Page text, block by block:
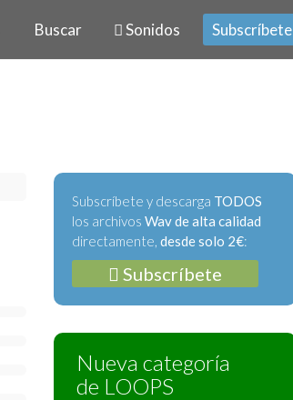
Buscar Sonidos Subscríbete
Subscríbete y descarga TODOS
los archivos Wav de alta calidad
directamente, desde solo 2€:
Subscríbete
Nueva categoría
de LOOPS